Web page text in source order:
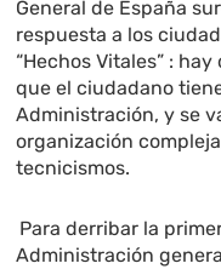
General de España
respuesta a los
“Hechos Vitales” :
que el ciudadano
Administración, y se
organización
tecnicismos.
Para derribar la
Administración